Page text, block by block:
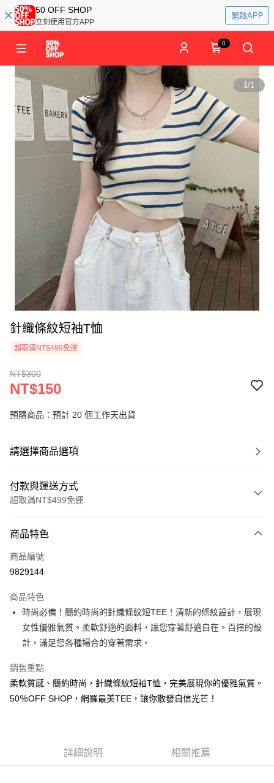
50 OFF SHOP
立刻使用官方APP
開啟APP
0
1/1
針織條紋短袖T恤
超取滿NT$499免運
NT$300
NT$150
預購商品：預計 20 個工作天出貨
請選擇商品選項
付款與運送方式
超取滿NT$499免運
信用卡一次付款
超商取貨付款
Apple Pay
街口支付
Google Pay
全盈+PAY
【大哥付你分期使用說明】
AFTEE先享後付
商品特色
商品編號
9829144
商品特色
時尚必備！簡約時尚的針織條紋短TEE！清新的條紋設計，展現
女性優雅氣質。柔軟舒適的面料，讓您穿著舒適自在。百搭的設
計，滿足您各種場合的穿著需求。
銷售重點
柔軟質感、簡約時尚，針織條紋短袖T恤，完美展現你的優雅氣質。
50％OFF SHOP，網羅最美TEE，讓你散發自信光芒！
詳細說明 相關推薦